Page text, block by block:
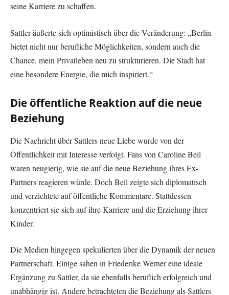
seine Karriere zu schaffen.
Sattler äußerte sich optimistisch über die Veränderung: „Berlin
bietet nicht nur berufliche Möglichkeiten, sondern auch die
Chance, mein Privatleben neu zu strukturieren. Die Stadt hat
eine besondere Energie, die mich inspiriert.“
Die öffentliche Reaktion auf die neue
Beziehung
Die Nachricht über Sattlers neue Liebe wurde von der
Öffentlichkeit mit Interesse verfolgt. Fans von Caroline Beil
waren neugierig, wie sie auf die neue Beziehung ihres Ex-
Partners reagieren würde. Doch Beil zeigte sich diplomatisch
und verzichtete auf öffentliche Kommentare. Stattdessen
konzentriert sie sich auf ihre Karriere und die Erziehung ihrer
Kinder.
Die Medien hingegen spekulierten über die Dynamik der neuen
Partnerschaft. Einige sahen in Friederike Werner eine ideale
Ergänzung zu Sattler, da sie ebenfalls beruflich erfolgreich und
unabhängig ist. Andere betrachteten die Beziehung als Sattlers